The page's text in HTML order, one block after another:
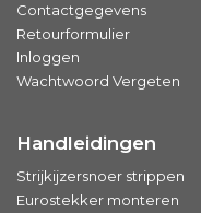
Contactgegevens
Retourformulier
Inloggen
Wachtwoord Vergeten
Handleidingen
Strijkijzersnoer strippen
Eurostekker monteren